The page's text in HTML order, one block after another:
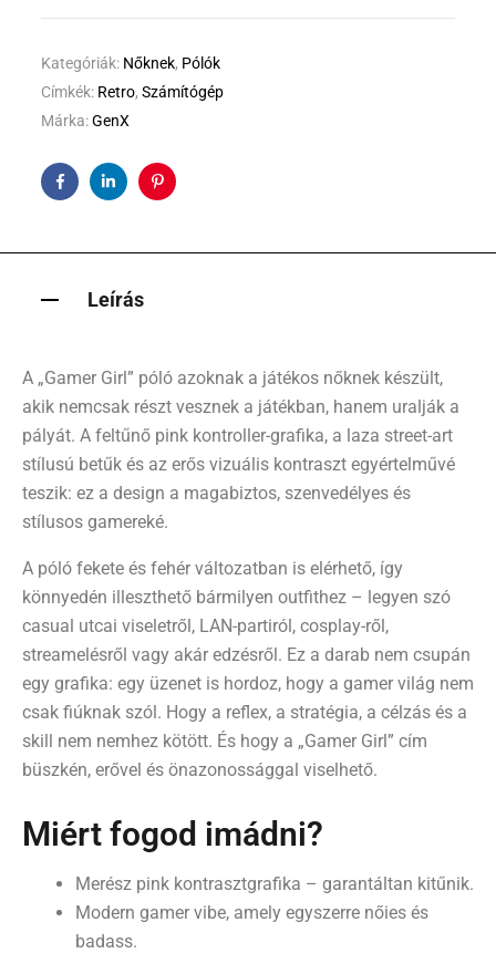
Kategóriák: Nőknek, Pólók
Címkék: Retro,Számítógép
Márka:GenX
FacebookLinkedinPinterest
Leírás
A „Gamer Girl” póló azoknak a játékos nőknek készült,
akik nemcsak részt vesznek a játékban, hanem uralják a
pályát. A feltűnő pink kontroller-grafika, a laza street-art
stílusú betűk és az erős vizuális kontraszt egyértelművé
teszik: ez a design a magabiztos, szenvedélyes és
stílusos gamereké.
A póló fekete és fehér változatban is elérhető, így
könnyedén illeszthető bármilyen outfithez – legyen szó
casual utcai viseletről, LAN-partiról, cosplay-ről,
streamelésről vagy akár edzésről. Ez a darab nem csupán
egy grafika: egy üzenet is hordoz, hogy a gamer világ nem
csak fiúknak szól. Hogy a reflex, a stratégia, a célzás és a
skill nem nemhez kötött. És hogy a „Gamer Girl” cím
büszkén, erővel és önazonossággal viselhető.
Miért fogod imádni?
Merész pink kontrasztgrafika – garantáltan kitűnik.
Modern gamer vibe, amely egyszerre nőies és
badass.